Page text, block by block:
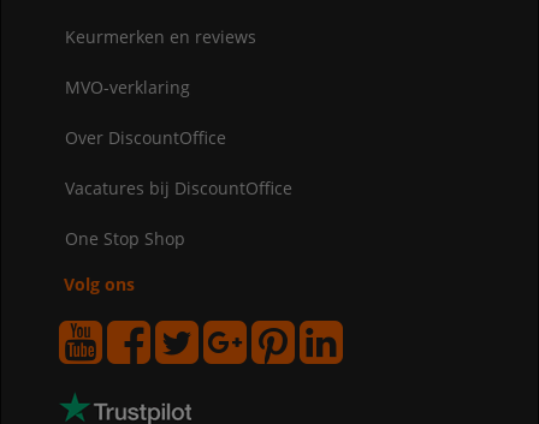
Keurmerken en reviews
MVO-verklaring
Over DiscountOffice
Vacatures bij DiscountOffice
One Stop Shop
Volg ons